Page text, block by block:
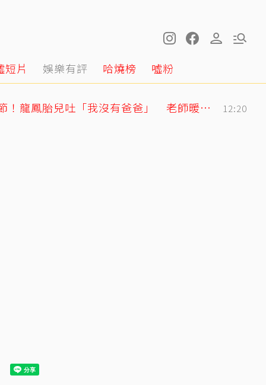
短片 娛樂有評 哈燒榜 噓粉
明金成走後第4個父親節！龍鳳胎兒吐「我沒有爸爸」 老師暖回一句話全網鼻酸 12:20